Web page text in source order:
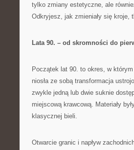
tylko zmiany estetyczne, ale
Odkryjesz, jak zmieniały się kroje,
Lata 90. – od skromności do
Początek lat 90. to okres, w
niosła ze sobą transformacja
zwykle jedną lub dwie suknie
miejscową krawcową. Materiały
klasycznej bieli.
Otwarcie granic i napływ